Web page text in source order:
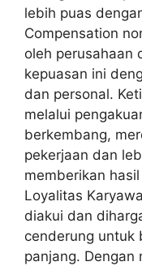
lebih puas
Compensation
oleh perusahaan
kepuasan ini
dan personal.
melalui
berkembang,
pekerjaan dan
memberikan
Loyalitas
diakui dan
cenderung untuk
panjang. Dengan